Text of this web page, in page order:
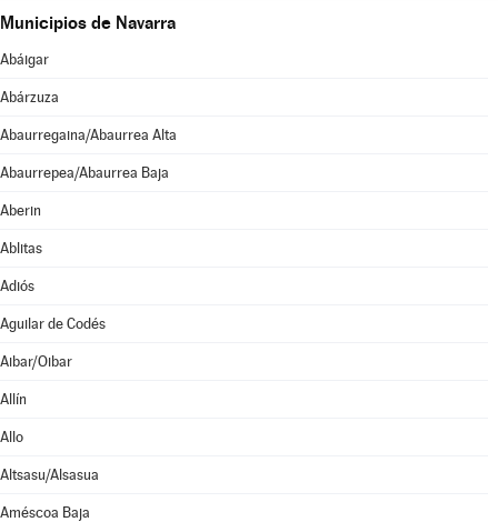
Municipios de Navarra
Abáigar
Abárzuza
Abaurregaina/Abaurrea Alta
Abaurrepea/Abaurrea Baja
Aberin
Ablitas
Adiós
Aguilar de Codés
Aibar/Oibar
Allín
Allo
Altsasu/Alsasua
Améscoa Baja